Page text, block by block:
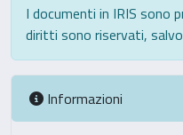
I documenti in IRIS
diritti sono riservati,
Informazioni